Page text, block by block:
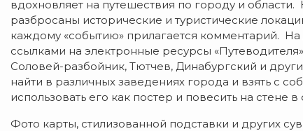
вдохновляет на путешествия по городу и
разбросаны исторические и туристические
каждому «событию» прилагается комментарий.
ссылками на электронные ресурсы
Соловей-разбойник, Тютчев, Динабургский и
найти в различных заведениях города и взять с
использовать его как постер и повесить на стене
Фото карты, стилизованной подставки и других